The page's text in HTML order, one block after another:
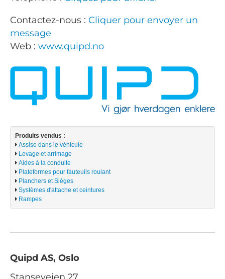
Contactez-nous : Cliquer pour envoyer un
message
Web : www.quipd.no
Produits vendus :
Assise dans le véhicule
Levage et arrimage
Aides à la conduite
Plateformes pour fauteuils roulant
Planchers et Sièges
Systèmes d'attache et ceintures
Rampes
Quipd AS, Oslo